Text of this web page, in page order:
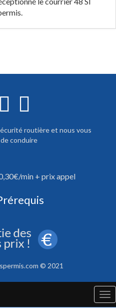
routière et nous vous
conduire
min + prix appel
© 2021